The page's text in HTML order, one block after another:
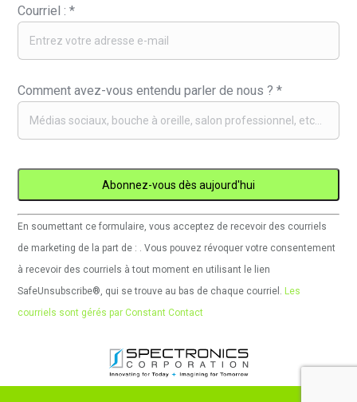
Courriel :*
Comment avez-vous entendu parler de nous ?*
Utilisation
de
Constant
Contact.
Veuillez
vide.
En soumettant ce formulaire, vous acceptez de recevoir des courriels
de marketing de la part de : . Vous pouvez révoquer votre consentement
à recevoir des courriels à tout moment en utilisant le lien
SafeUnsubscribe®, qui se trouve au bas de chaque courriel. Les
courriels sont gérés par Constant Contact